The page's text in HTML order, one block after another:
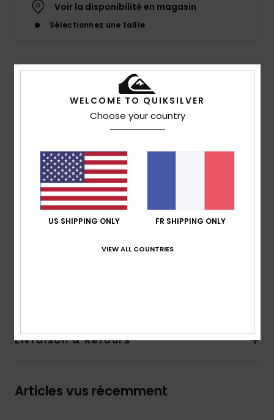
Voir la disponibilité en magasin
Sélectionnez une taille
Details & caractéristiques
Short de bain Vert Garçon 8-16 ans
Code couleur
Caractéristiques
matière recyclée :matière Super Suede recyclée
Longueur :14"
Poches :poches à ouverture latérale
Livraison & Retours
Articles vus récemment
WELCOME TO QUIKSILVER
Choose your country
US SHIPPING ONLY FR SHIPPING ONLY
VIEW ALL COUNTRIES